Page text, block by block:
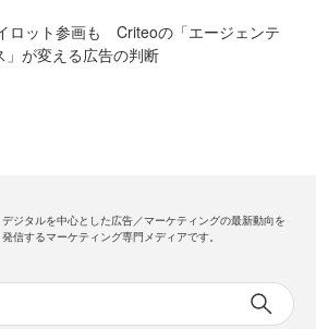
ロット参画も Criteoの「エージェンテ
」が変える広告の判断
デジタルを中心とした広告／マーケティングの最新動向を
発信するマーケティング専門メディアです。